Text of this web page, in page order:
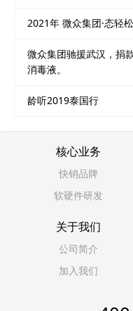
2021年 微众集团·态轻
微众集团驰援武汉，捐
消毒液。
龄听2019泰国行
核心业务
快销品牌
软硬件研发
关于我们
公司简介
加入我们